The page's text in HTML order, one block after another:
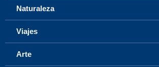
Naturaleza
Viajes
Arte